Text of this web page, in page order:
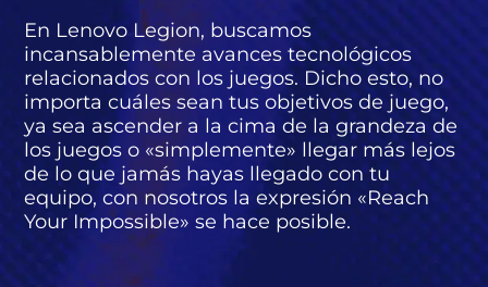
En Lenovo Legion, buscamos
incansablemente avances tecnológicos
relacionados con los juegos. Dicho esto, no
importa cuáles sean tus objetivos de juego,
ya sea ascender a la cima de la grandeza de
los juegos o «simplemente» llegar más lejos
de lo que jamás hayas llegado con tu
equipo, con nosotros la expresión «Reach
Your Impossible» se hace posible.